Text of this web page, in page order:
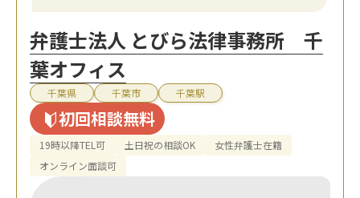
弁護士法人 とびら法律事務所 千
葉オフィス
千葉県 千葉市 千葉駅
初回相談無料
19時以降TEL可 土日祝の相談OK
女性弁護士在籍
オンライン面談可